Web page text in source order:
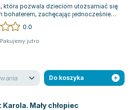
która pozwala dzieciom utożsamiać się
bohaterem, zachęcając jednocześnie
wyobraźni i odkrywania...
0.0
Pakujemy jutro
Do koszyka
Mały chłopiec